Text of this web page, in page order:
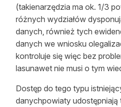
(takienarzędzia ma ok. 1/3
różnych wydziałów
danych, również tych
danych we wniosku
kontroluje się więc bez
lasunawet nie musi o tym
Dostęp do tego typu
danychpowiaty udostępniają